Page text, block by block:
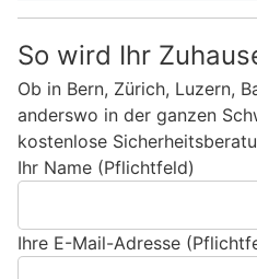
So wird Ihr
Ob in Bern, Zürich, Luzern,
anderswo in der ganzen
kostenlose
Ihr Name (Pflichtfeld)
Ihre E-Mail-Adresse